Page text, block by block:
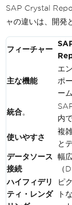
SAP Crystal
ャの違いは、開発
フィーチャー
主な機能
エ
ポ
ーム
統合。
内
使いやすさ
複
と
データソース
接続
幅
（
ハイフィデリ
ティ・レンダ
ピ
ト